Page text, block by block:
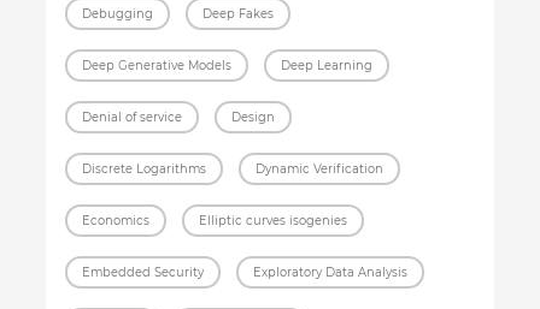
Debugging Deep Fakes
Deep Generative Models Deep Learning
Denial of service Design
Discrete Logarithms Dynamic Verification
Economics Elliptic curves isogenies
Embedded Security Exploratory Data Analysis